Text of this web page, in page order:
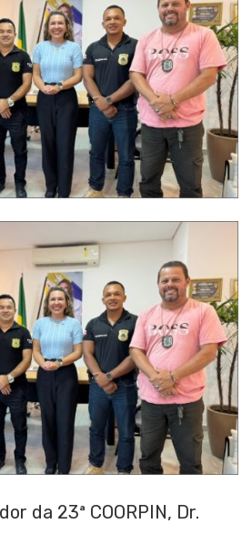
da 23ª COORPIN, Dr.